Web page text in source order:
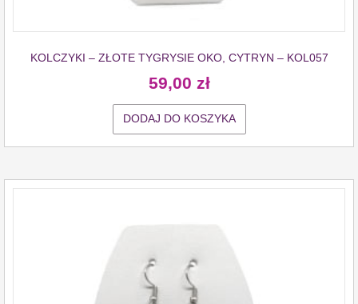
KOLCZYKI – ZŁOTE TYGRYSIE OKO, CYTRYN – KOL057
59,00 zł
DODAJ DO KOSZYKA